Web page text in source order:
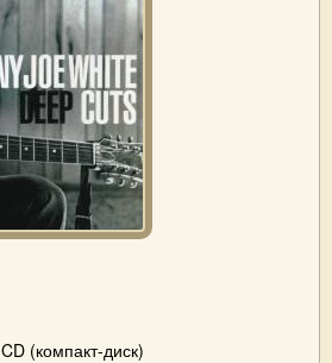
CD (компакт-диск)